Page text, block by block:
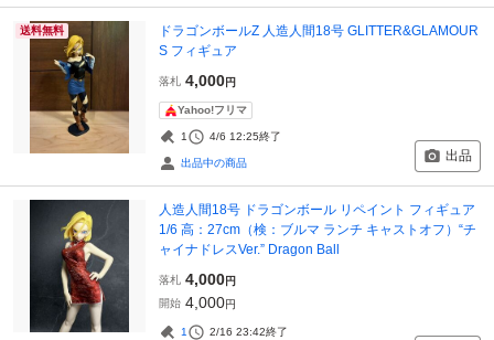
送料無料
ドラゴンボールZ 人造人間18号 GLITTER&GLAMOUR
S フィギュア
落札 4,000円
Yahoo!フリマ
1 4/6 12:25終了
出品中の商品 出品
人造人間18号 ドラゴンボール リペイント フィギュア
1/6 高：27cm（検：ブルマ ランチ キャストオフ）“チ
ャイナドレスVer.” Dragon Ball
落札 4,000円
開始 4,000円
1 2/16 23:42終了